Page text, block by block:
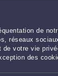
de
réseaux
votre vie
des